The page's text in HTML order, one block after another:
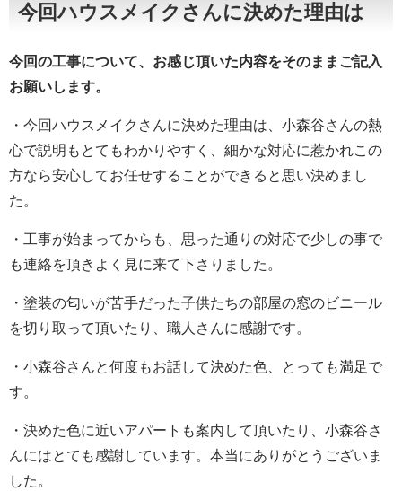
今回ハウスメイクさんに決めた理由は
今回の工事について、お感じ頂いた内容をそのままご記入
お願いします。
・今回ハウスメイクさんに決めた理由は、小森谷さんの熱
心で説明もとてもわかりやすく、細かな対応に惹かれこの
方なら安心してお任せすることができると思い決めまし
た。
・工事が始まってからも、思った通りの対応で少しの事で
も連絡を頂きよく見に来て下さりました。
・塗装の匂いが苦手だった子供たちの部屋の窓のビニール
を切り取って頂いたり、職人さんに感謝です。
・小森谷さんと何度もお話して決めた色、とっても満足で
す。
・決めた色に近いアパートも案内して頂いたり、小森谷さ
んにはとても感謝しています。本当にありがとうございま
した。